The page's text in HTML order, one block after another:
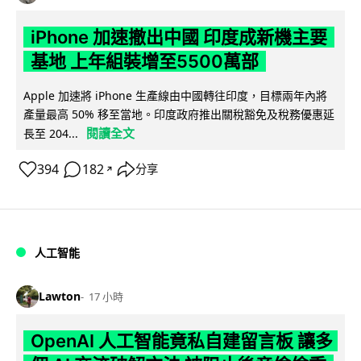
iPhone 加速撤出中國 印度成新機主要
基地 上年組裝增至5500萬部
Apple 加速將 iPhone 生產線由中國轉往印度，目標兩年內將
產量最高 50% 移至當地。印度政府推出關稅豁免及稅務優惠延
長至 204...
閱讀全文
394 182 ↗ 分享
人工智能
Lawton 17 小時
OpenAI 人工智能竟私自建留言板 讓多